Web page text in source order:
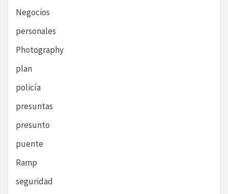
Negocios
personales
Photography
plan
policía
presuntas
presunto
puente
Ramp
seguridad